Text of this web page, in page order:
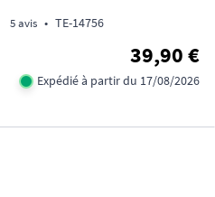
5 avis • TE-14756
39,90 €
Expédié à partir du 17/08/2026